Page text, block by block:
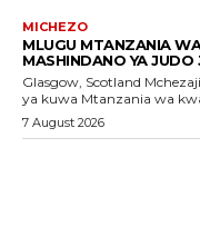
MICHEZO
MLUGU MTANZANIA
MASHINDANO YA
Glasgow, Scotland Mchezaji wa Judu, Andrew Mlugu, ameweka rekodi
ya kuwa Mtanzania wa
7 August 2026